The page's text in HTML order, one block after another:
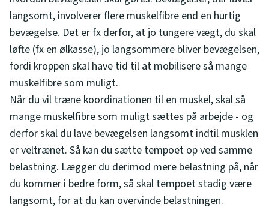
langsomt, involverer flere muskelfibre end en hurtig
bevægelse. Det er fx derfor, at jo tungere vægt, du skal
løfte (fx en ølkasse), jo langsommere bliver bevægelsen,
fordi kroppen skal have tid til at mobilisere så mange
muskelfibre som muligt.
Når du vil træne koordinationen til en muskel, skal så
mange muskelfibre som muligt sættes på arbejde - og
derfor skal du lave bevægelsen langsomt indtil musklen
er veltrænet. Så kan du sætte tempoet op ved samme
belastning. Lægger du derimod mere belastning på, når
du kommer i bedre form, så skal tempoet stadig være
langsomt, for at du kan overvinde belastningen.